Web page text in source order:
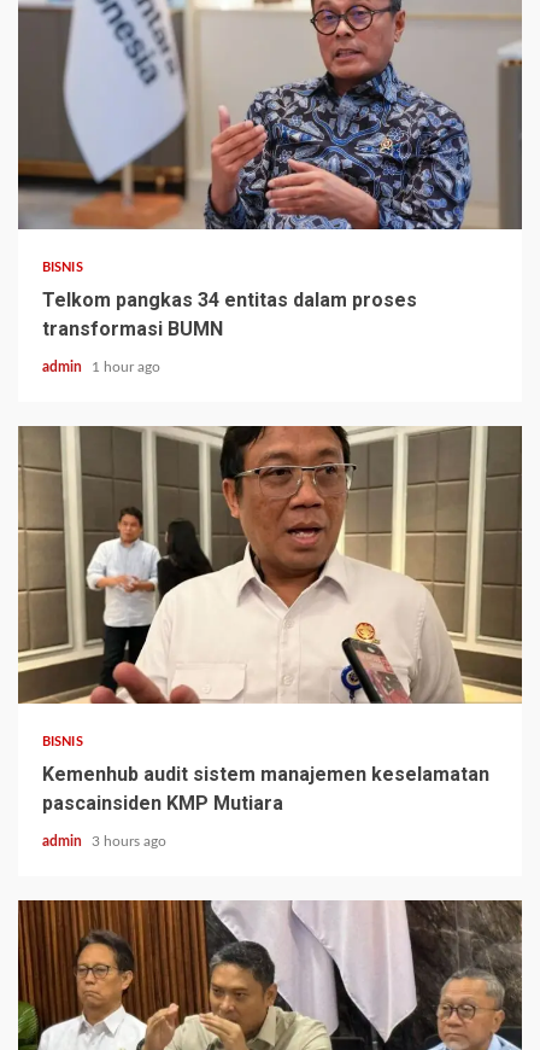
BISNIS
Telkom pangkas 34 entitas dalam proses
transformasi BUMN
admin 1 hour ago
BISNIS
Kemenhub audit sistem manajemen keselamatan
pascainsiden KMP Mutiara
admin 3 hours ago